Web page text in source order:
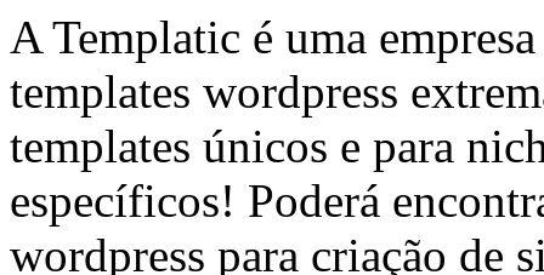
A Templatic é uma
templates wordpress
templates únicos e para
específicos! Poderá
wordpress para criação de